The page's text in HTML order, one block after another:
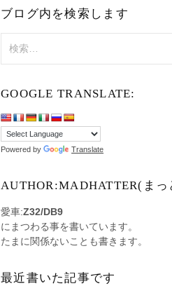
ブログ内を検索します
索:
GOOGLE TRANSLATE:
Powered by Translate
AUTHOR:MADHATTER(まっ
愛車:Z32/DB9
にまつわる事を書いています。
たまに関係ないことも書きます。
最近書いた記事です